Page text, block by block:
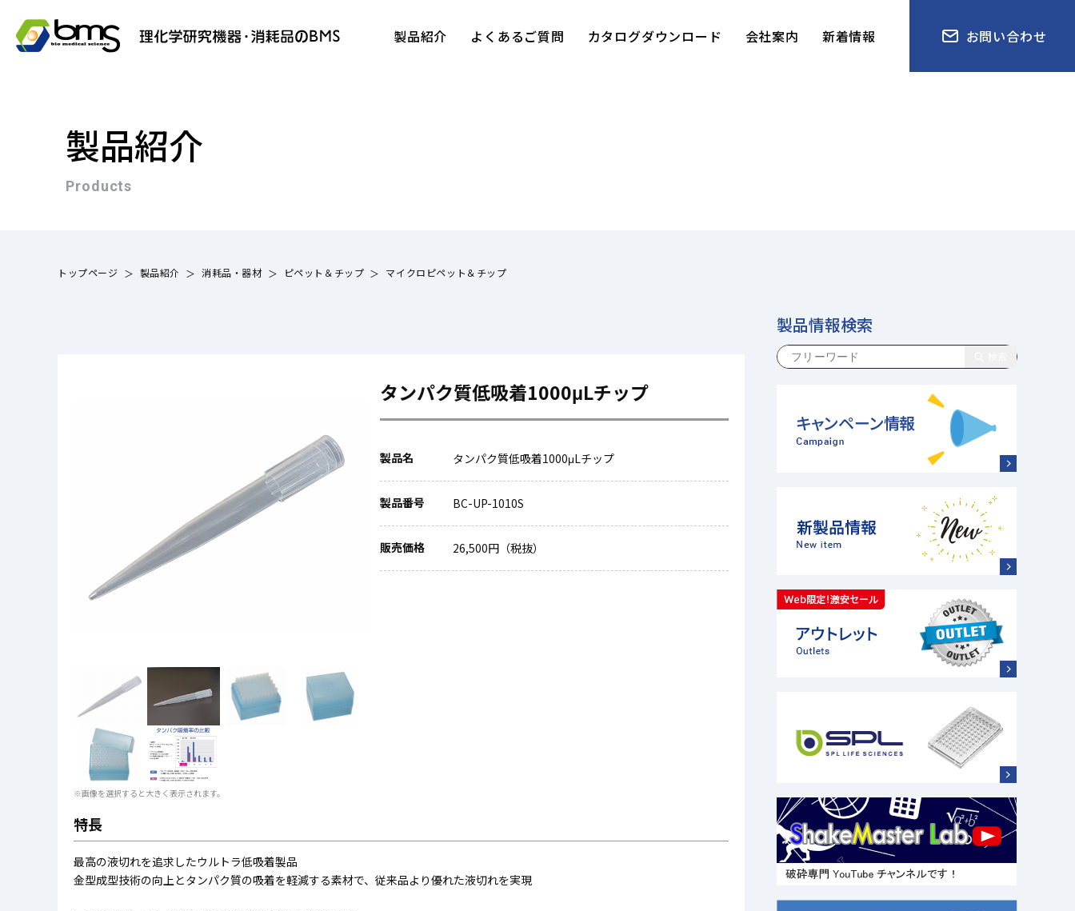
製品紹介 よくあるご質問 カタログダウンロード 会社案内 新着情報 お問い合わせ
製品紹介
Products
トップページ 製品紹介 消耗品・器材 ピペット＆チップ マイクロピペット＆チップ
※画像を選択すると大きく表示されます。
タンパク質低吸着1000μLチップ
製品名 タンパク質低吸着1000μLチップ
製品番号 BC-UP-1010S
販売価格 26,500円（税抜）
特長
最高の液切れを追求したウルトラ低吸着製品
金型成型技術の向上とタンパク質の吸着を軽減する素材で、従来品より優れた液切れを実現
製品情報検索